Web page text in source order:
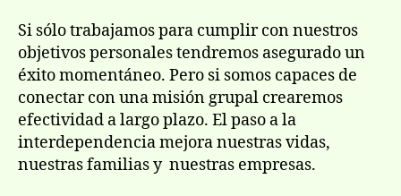
Si sólo trabajamos para cumplir con nuestros
objetivos personales tendremos asegurado un
éxito momentáneo. Pero si somos capaces de
conectar con una misión grupal crearemos
efectividad a largo plazo. El paso a la
interdependencia mejora nuestras vidas,
nuestras familias y nuestras empresas.